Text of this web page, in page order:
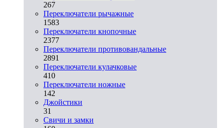
267
Переключатели рычажные
1583
Переключатели кнопочные
2377
Переключатели противовандальные
2891
Переключатели кулачковые
410
Переключатели ножные
142
Джойстики
31
Свичи и замки